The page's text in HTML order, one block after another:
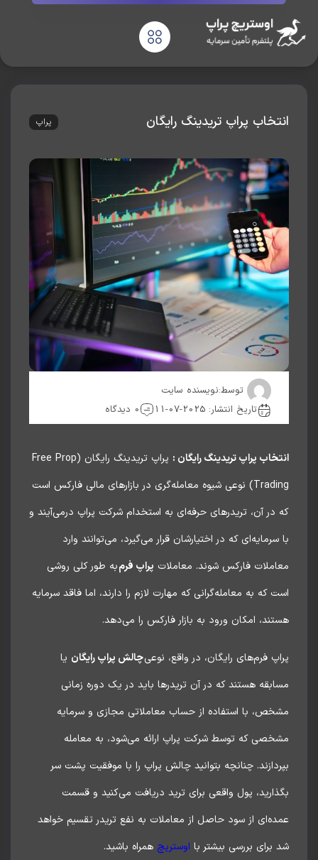
پراپ تریدینگ رایگان
توسط: نویسنده سایت
تاریخ انتشار: 2025-07-11
0 دیدگاه
پراپ تریدینگ رایگان :
پراپ تریدینگ رایگان (Free Prop
Trading) نوعی شیوه معامله‌گری در بازارهای مالی فارکس است
در آن، تریدرهای حرفه‌ای به استخدام شرکت پراپ درمی‌آیند و
که در اختیارشان قرار می‌گیرد، می‌توانند وارد
فارکس شوند. معاملات پراپ فرم به طور کلی روشی
که به معامله‌گرانی که مهارت لازم را دارند، اما فاقد سرمایه
امکان ورود به بازار فارکس را می‌دهد.
فرم‌های رایگان، در واقع، نوعیچالش پراپ رایگانیا
هستند که در آن تریدرها باید در یک دوره زمانی
با استفاده از حساب معاملاتی مجازی و سرمایه
که توسط شرکت پراپ ارائه می‌شود، به معامله
چنانچه بتوانید چالش پراپ را با موفقیت پشت سر
پول واقعی برای ترید دریافت می‌کنید و قسمت
از سود حاصل از معاملات به نفع تریدر تقسیم خواهد
برای بررسی بیشتر با اوستریچهمراه باشید.